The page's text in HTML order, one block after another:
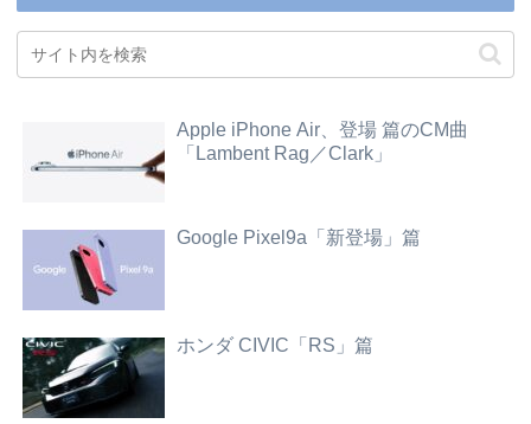
Apple iPhone Air、登場 篇のCM曲
「Lambent Rag／Clark」
Google Pixel9a「新登場」篇
ホンダ CIVIC「RS」篇